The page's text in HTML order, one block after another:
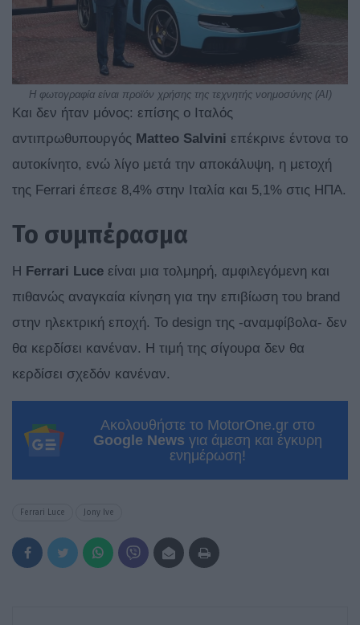
Η φωτογραφία είναι προϊόν χρήσης της τεχνητής νοημοσύνης (ΑΙ)
Και δεν ήταν μόνος: επίσης ο Ιταλός
αντιπρωθυπουργός Matteo Salvini επέκρινε έντονα το
αυτοκίνητο, ενώ λίγο μετά την αποκάλυψη, η μετοχή
της Ferrari έπεσε 8,4% στην Ιταλία και 5,1% στις ΗΠΑ.
Το συμπέρασμα
Η Ferrari Luce είναι μια τολμηρή, αμφιλεγόμενη και
πιθανώς αναγκαία κίνηση για την επιβίωση του brand
στην ηλεκτρική εποχή. Το design της -αναμφίβολα- δεν
θα κερδίσει κανέναν. Η τιμή της σίγουρα δεν θα
κερδίσει σχεδόν κανέναν.
Ακολουθήστε το MotorOne.gr στο
Google News για άμεση και έγκυρη
ενημέρωση!
Ferrari Luce Jony Ive